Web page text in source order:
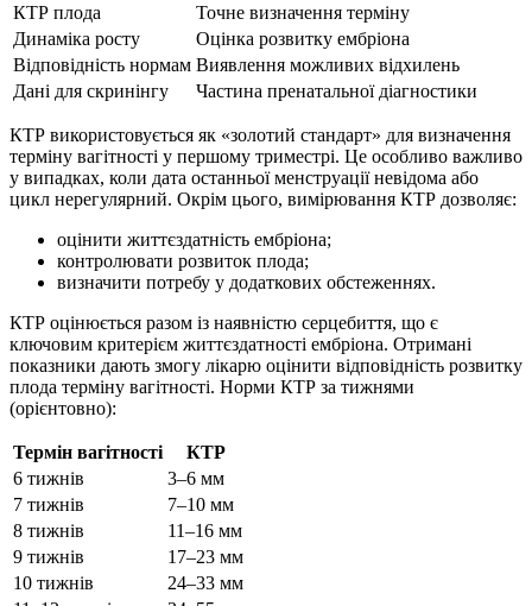
КТР плода
Точне визначення терміну
Динаміка росту
Оцінка розвитку ембріона
Відповідність нормам Виявлення можливих відхилень
Дані для скринінгу
Частина пренатальної діагностики
КТР використовується як «золотий стандарт» для визначення
терміну вагітності у першому триместрі. Це особливо важливо
у випадках, коли дата останньої менструації невідома або
цикл нерегулярний. Окрім цього, вимірювання КТР дозволяє:
оцінити життєздатність ембріона;
контролювати розвиток плода;
визначити потребу у додаткових обстеженнях.
КТР оцінюється разом із наявністю серцебиття, що є
ключовим критерієм життєздатності ембріона. Отримані
показники дають змогу лікарю оцінити відповідність розвитку
плода терміну вагітності. Норми КТР за тижнями
(орієнтовно):
Термін вагітності
КТР
6 тижнів
3–6 мм
7 тижнів
7–10 мм
8 тижнів
11–16 мм
9 тижнів
17–23 мм
10 тижнів
24–33 мм